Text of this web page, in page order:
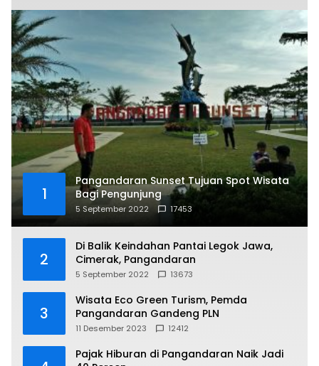
1
Pangandaran Sunset Tujuan Spot Wisata
Bagi Pengunjung
5 September 2022 17453
2
Di Balik Keindahan Pantai Legok Jawa,
Cimerak, Pangandaran
5 September 2022 13673
3
Wisata Eco Green Turism, Pemda
Pangandaran Gandeng PLN
11 Desember 2023 12412
Pajak Hiburan di Pangandaran Naik Jadi